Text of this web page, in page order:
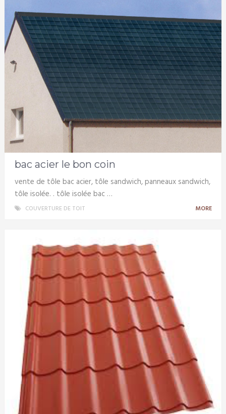
bac acier le bon coin
vente de tôle bac acier, tôle sandwich, panneaux sandwich,
tôle isolée. . tôle isolée bac …
COUVERTURE DE TOIT MORE